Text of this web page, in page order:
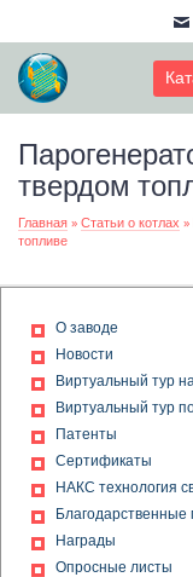
твердом
Главная » Статьи о котлах »
топливе
О заводе
Новости
Виртуальный тур
Виртуальный тур
Патенты
Сертификаты
НАКС технология
Благодарственные
Награды
Опросные листы